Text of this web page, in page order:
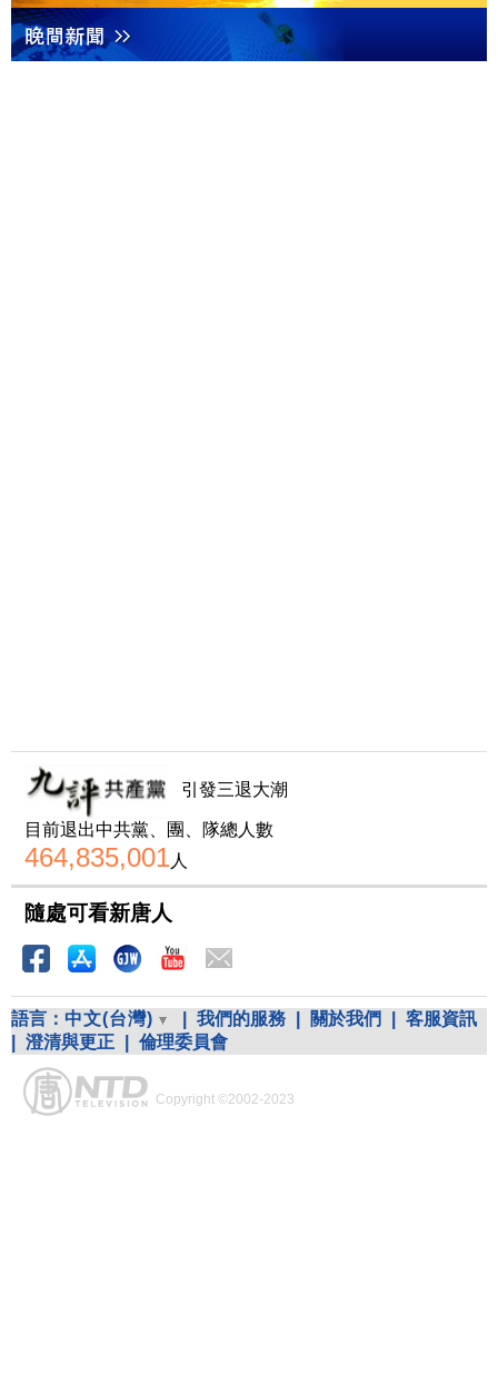
引發三退大潮
目前退出中共黨、團、隊總人數
464,835,001人
隨處可看新唐人
語言： 中文(台灣) 我們的服務 關於我們
客服資訊
澄清與更正 倫理委員會
Copyright ©2002-2023